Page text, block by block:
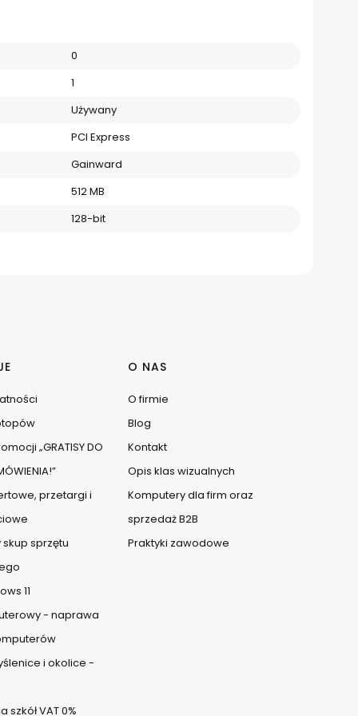
0
1
Używany
PCI Express
Gainward
512 MB
128-bit
„GRATISY DO
przetargi i
sprzętu
11
- naprawa
i okolice -
szkół VAT 0%
O NAS
O firmie
Blog
Kontakt
Opis klas wizualnych
Komputery dla firm oraz
sprzedaż B2B
Praktyki zawodowe